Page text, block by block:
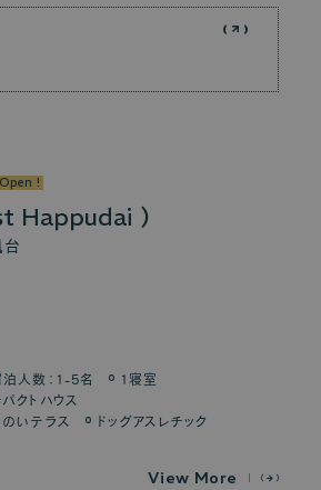
!
Happudai
台
泊人数：1-5名
1寝室
クトハウス
いテラス
ドッグアスレチック
View More